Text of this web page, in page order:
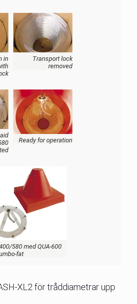
in
Transport lock
removed
Ready for operation
580 med QUA-600
fat
XL2 för tråddiametrar upp